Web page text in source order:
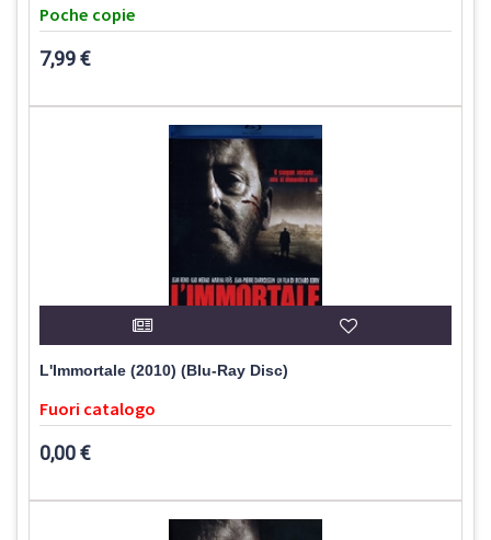
Poche copie
7,99 €
L'Immortale (2010) (Blu-Ray Disc)
Fuori catalogo
0,00 €